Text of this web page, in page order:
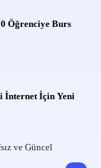
Öğrenciye Burs
İnternet İçin Yeni
ve Güncel